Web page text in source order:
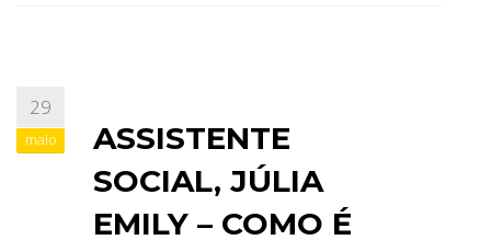
29
maio
ASSISTENTE
SOCIAL, JÚLIA
EMILY – COMO É